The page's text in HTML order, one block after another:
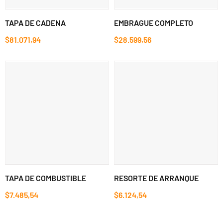
TAPA DE CADENA
$81.071,94
EMBRAGUE COMPLETO
$28.599,56
TAPA DE COMBUSTIBLE
$7.485,54
RESORTE DE ARRANQUE
$6.124,54